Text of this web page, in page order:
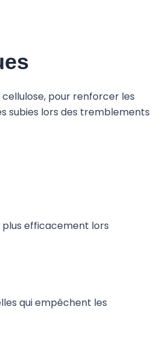
pour renforcer les
subies lors des tremblements
efficacement lors
qui empêchent les
TE
TR